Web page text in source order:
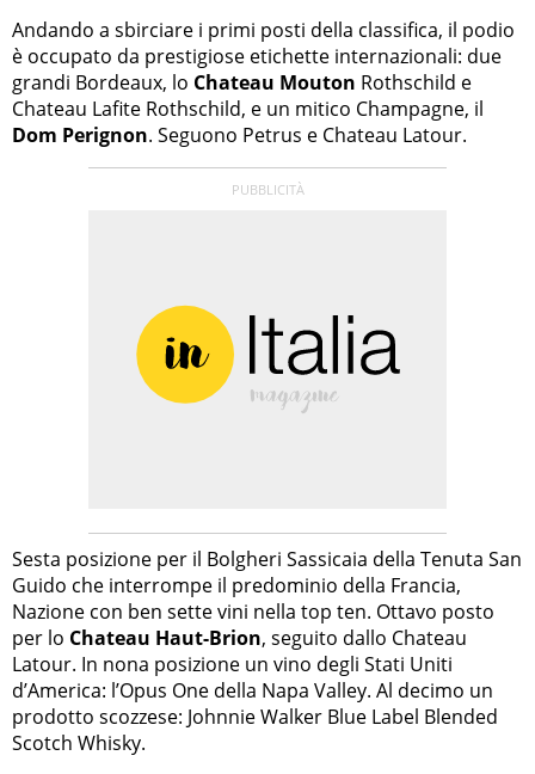
Andando a sbirciare i primi posti della classifica, il podio
è occupato da prestigiose etichette internazionali: due
grandi Bordeaux, lo Chateau Mouton Rothschild e
Chateau Lafite Rothschild, e un mitico Champagne, il
Dom Perignon. Seguono Petrus e Chateau Latour.
Sesta posizione per il Bolgheri Sassicaia della Tenuta San
Guido che interrompe il predominio della Francia,
Nazione con ben sette vini nella top ten. Ottavo posto
per lo Chateau Haut-Brion, seguito dallo Chateau
Latour. In nona posizione un vino degli Stati Uniti
d’America: l’Opus One della Napa Valley. Al decimo un
prodotto scozzese: Johnnie Walker Blue Label Blended
Scotch Whisky.